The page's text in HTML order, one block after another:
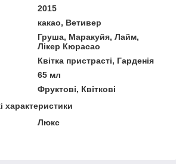
2015
какао, Ветивер
Груша, Маракуйя, Лайм,
Лікер Кюрасао
Квітка пристрасті, Гарденія
65 мл
Фруктові, Квіткові
характеристики
Люкс